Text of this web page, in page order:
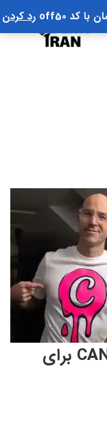
رد کردن
آموزش اصول طراحی در CANVA برای